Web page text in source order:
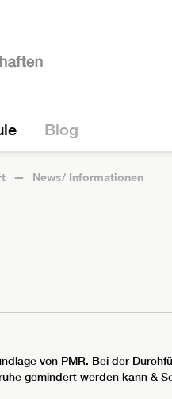
Blog
News/ Informationen
von PMR. Bei der
gemindert werden kann &